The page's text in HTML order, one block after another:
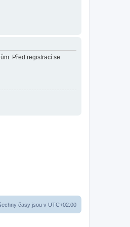
Před registrací se
časy jsou v UTC+02:00